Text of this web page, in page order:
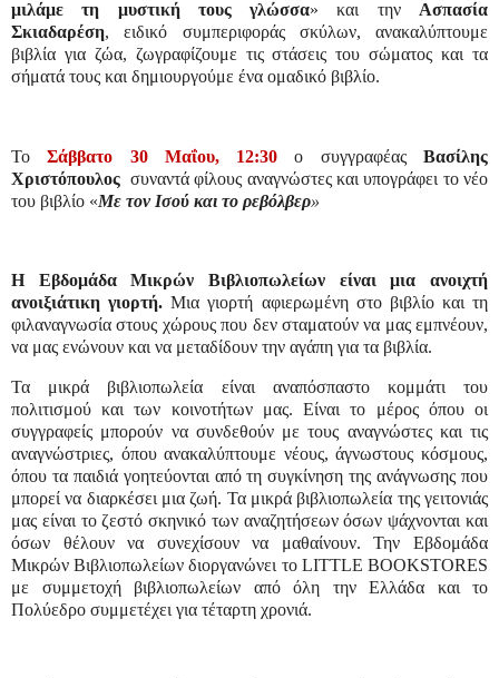
μιλάμε τη μυστική τους γλώσσα» και την Ασπασία
Σκιαδαρέση, ειδικό συμπεριφοράς σκύλων, ανακαλύπτουμε
βιβλία για ζώα, ζωγραφίζουμε τις στάσεις του σώματος και τα
σήματά τους και δημιουργούμε ένα ομαδικό βιβλίο.
ΤοΣάββατο 30 Μαΐου, 12:30 ο συγγραφέαςΒασίλης
Χριστόπουλος συναντά φίλους αναγνώστες και υπογράφει το νέο
του βιβλίο «Με τον Ισού και το ρεβόλβερ»
Η Εβδομάδα Μικρών Βιβλιοπωλείων είναι μια ανοιχτή
ανοιξιάτικη γιορτή. Μια γιορτή αφιερωμένη στο βιβλίο και τη
φιλαναγνωσία στους χώρους που δεν σταματούν να μας εμπνέουν,
να μας ενώνουν και να μεταδίδουν την αγάπη για τα βιβλία.
Τα μικρά βιβλιοπωλεία είναι αναπόσπαστο κομμάτι του
πολιτισμού και των κοινοτήτων μας. Είναι το μέρος όπου οι
συγγραφείς μπορούν να συνδεθούν με τους αναγνώστες και τις
αναγνώστριες, όπου ανακαλύπτουμε νέους, άγνωστους κόσμους,
όπου τα παιδιά γοητεύονται από τη συγκίνηση της ανάγνωσης που
μπορεί να διαρκέσει μια ζωή. Τα μικρά βιβλιοπωλεία της γειτονιάς
μας είναι το ζεστό σκηνικό των αναζητήσεων όσων ψάχνονται και
όσων θέλουν να συνεχίσουν να μαθαίνουν.
Την Εβδομάδα
Μικρών Βιβλιοπωλείων διοργανώνει το LITTLE BOOKSTORES
με συμμετοχή βιβλιοπωλείων από όλη την Ελλάδα και το
Πολύεδρο συμμετέχει για τέταρτη χρονιά.